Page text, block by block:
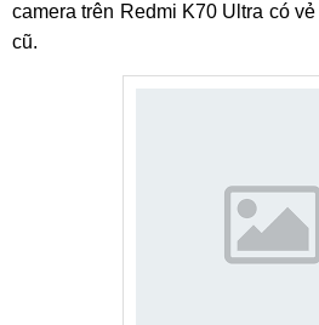
camera trên Redmi K70 Ultra có
cũ.